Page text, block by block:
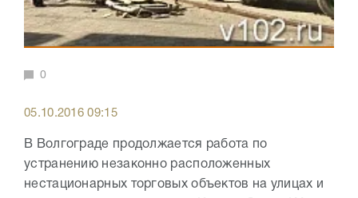
0
05.10.2016 09:15
В Волгограде продолжается работа по
устранению незаконно расположенных
нестационарных торговых объектов на улицах и